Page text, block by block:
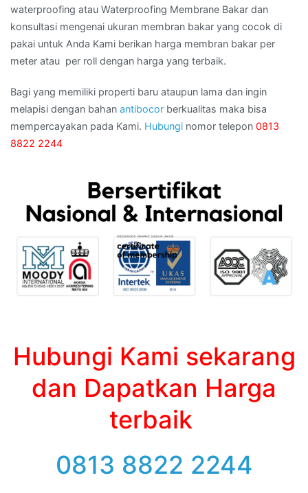
waterproofing atau Waterproofing Membrane Bakar dan
konsultasi mengenai ukuran membran bakar yang cocok di
pakai untuk Anda Kami berikan harga membran bakar per
meter atau per roll dengan harga yang terbaik.
Bagi yang memiliki properti baru ataupun lama dan ingin
melapisi dengan bahan antibocor berkualitas maka bisa
mempercayakan pada Kami. Hubungi nomor telepon 0813
8822 2244
Hubungi Kami sekarang
dan Dapatkan Harga
terbaik
0813 8822 2244